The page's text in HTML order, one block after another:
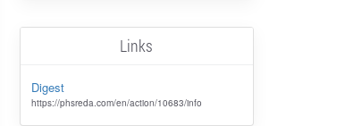
Links
Digest
https://phsreda.com/en/action/10683/info